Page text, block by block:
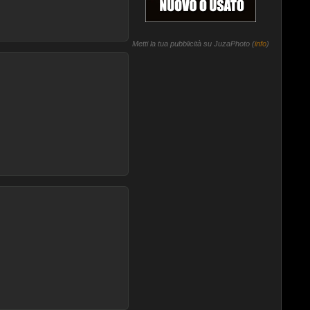
Metti la tua pubblicità su JuzaPhoto (info)